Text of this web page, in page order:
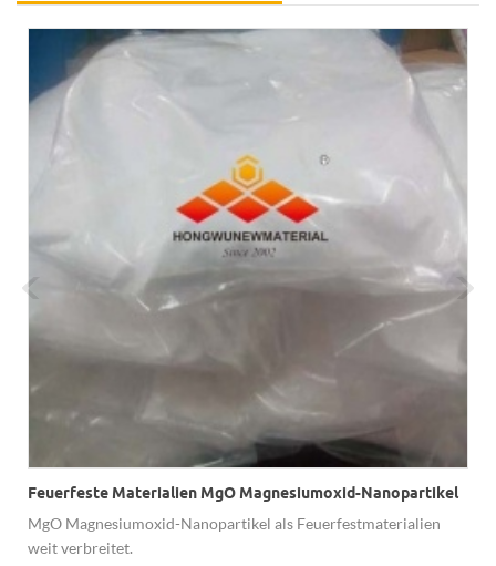
Feuerfeste Materialien MgO Magnesiumoxid-Nanopartikel
MgO Magnesiumoxid-Nanopartikel als Feuerfestmaterialien
weit verbreitet.